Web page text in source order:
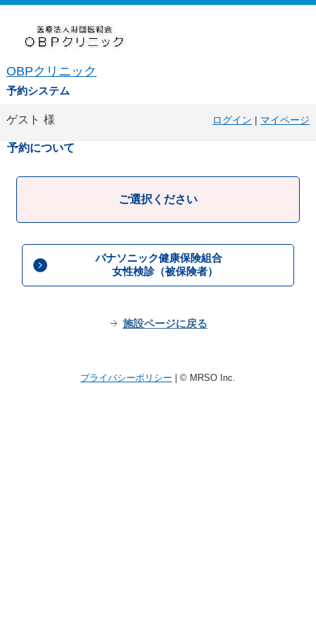
OBPクリニック
予約システム
ゲスト 様 ログイン | マイページ
予約について
ご選択ください
パナソニック健康保険組合
女性検診（被保険者）
施設ページに戻る
プライバシーポリシー | © MRSO Inc.